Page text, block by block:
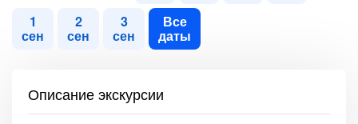
1
сен
2
сен
3
сен
Все
даты
Описание экскурсии